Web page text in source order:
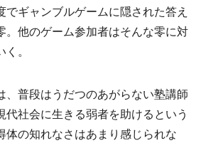
でギャンブルゲームに隠された答え
。他のゲーム参加者はそんな零に対
。
普段はうだつのあがらない塾講師
代社会に生きる弱者を助けるという
体の知れなさはあまり感じられな